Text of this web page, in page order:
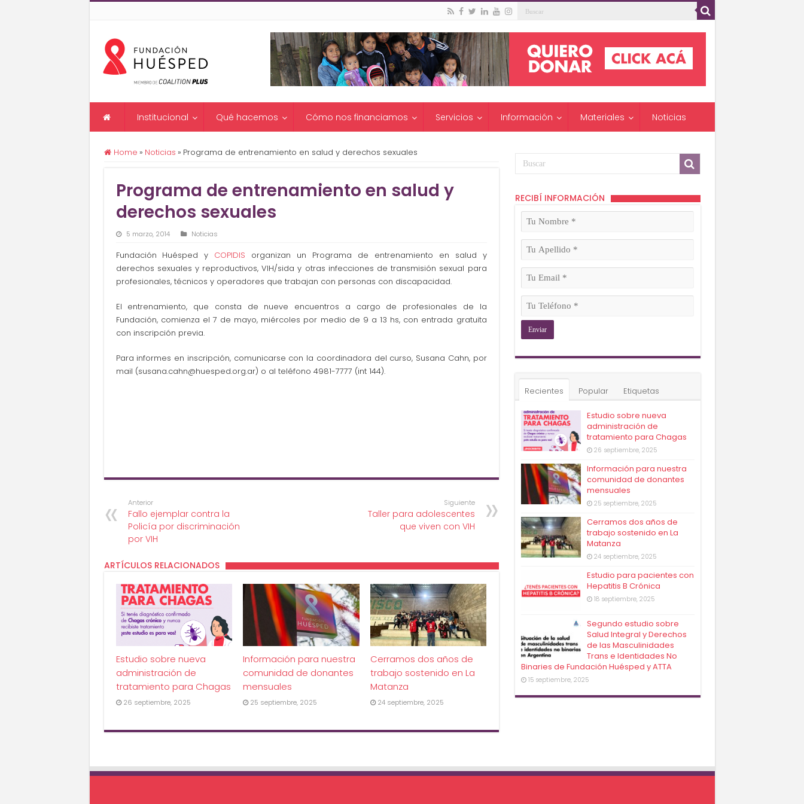
Institucional Qué hacemos Cómo nos financiamos Servicios Información Materiales Noticias
Home » Noticias » Programa de entrenamiento en salud y derechos sexuales
Programa de entrenamiento en salud y
derechos sexuales
5 marzo, 2014 Noticias
Fundación Huésped y COPIDIS organizan un Programa de entrenamiento en salud y
derechos sexuales y reproductivos, VIH/sida y otras infecciones de transmisión sexual para
profesionales, técnicos y operadores que trabajan con personas con discapacidad.
El entrenamiento, que consta de nueve encuentros a cargo de profesionales de la
Fundación, comienza el 7 de mayo, miércoles por medio de 9 a 13 hs, con entrada gratuita
con inscripción previa.
Para informes en inscripción, comunicarse con la coordinadora del curso, Susana Cahn, por
mail (susana.cahn@huesped.org.ar) o al teléfono 4981-7777 (int 144).
Anterior
Fallo ejemplar contra la
Policía por discriminación
por VIH
Siguiente
Taller para adolescentes
que viven con VIH
ARTÍCULOS RELACIONADOS
Estudio sobre nueva
administración de
tratamiento para Chagas
26 septiembre, 2025
Información para nuestra
comunidad de donantes
mensuales
25 septiembre, 2025
Cerramos dos años de
trabajo sostenido en La
Matanza
24 septiembre, 2025
RECIBÍ INFORMACIÓN
Tu
(Obligatorio)
Tu
Apellido
(Obligatorio)
Tu
(Obligatorio)
Tu
(Obligatorio)
Recientes Popular Etiquetas
Estudio sobre nueva
administración de
tratamiento para Chagas
26 septiembre, 2025
Información para nuestra
comunidad de donantes
mensuales
25 septiembre, 2025
Cerramos dos años de
trabajo sostenido en La
Matanza
24 septiembre, 2025
Estudio para pacientes con
Hepatitis B Crónica
18 septiembre, 2025
Segundo estudio sobre
Salud Integral y Derechos
de las Masculinidades
Trans e Identidades No
Binaries de Fundación Huésped y ATTA
15 septiembre, 2025